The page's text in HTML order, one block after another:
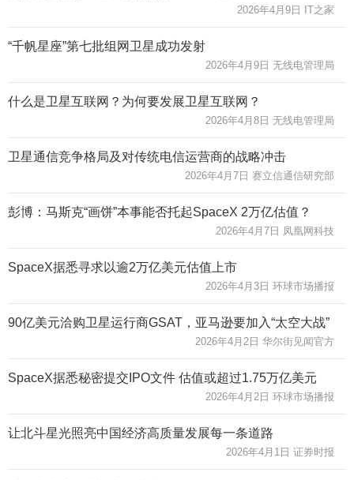
2026年4月9日 IT之家
“千帆星座”第七批组网卫星成功发射
2026年4月9日 无线电管理局
什么是卫星互联网？为何要发展卫星互联网？
2026年4月8日 无线电管理局
卫星通信竞争格局及对传统电信运营商的战略冲击
2026年4月7日 赛立信通信研究部
彭博：马斯克“画饼”本事能否托起SpaceX 2万亿估值？
2026年4月7日 凤凰网科技
SpaceX据悉寻求以逾2万亿美元估值上市
2026年4月3日 环球市场播报
90亿美元洽购卫星运行商GSAT，亚马逊要加入“太空大战”
2026年4月2日 华尔街见闻官方
SpaceX据悉秘密提交IPO文件 估值或超过1.75万亿美元
2026年4月2日 环球市场播报
让北斗星光照亮中国经济高质量发展每一条道路
2026年4月1日 证券时报